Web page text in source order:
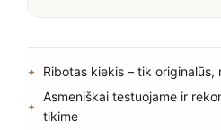
Ribotas kiekis – tik
Asmeniškai testuojame ir
tikime